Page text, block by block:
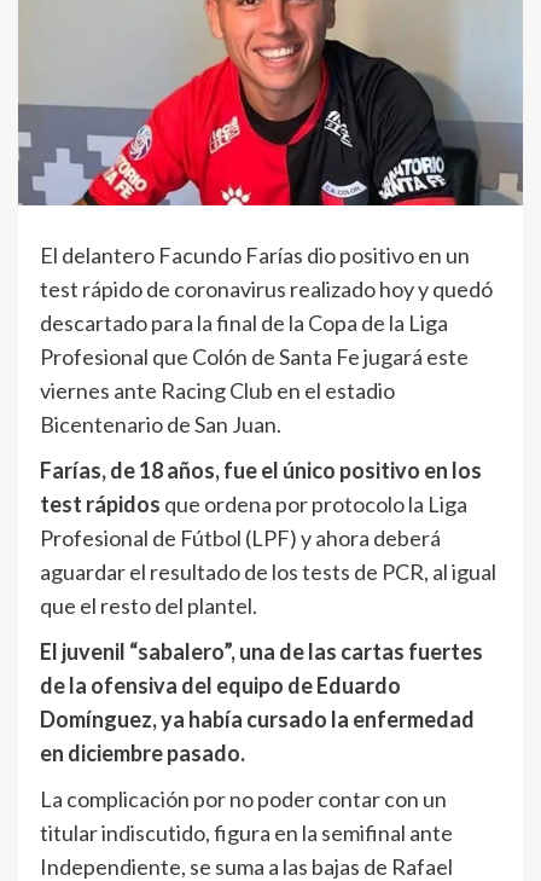
El delantero Facundo Farías dio positivo en un
test rápido de coronavirus realizado hoy y quedó
descartado para la final de la Copa de la Liga
Profesional que Colón de Santa Fe jugará este
viernes ante Racing Club en el estadio
Bicentenario de San Juan.
Farías, de 18 años, fue el único positivo en los
test rápidos que ordena por protocolo la Liga
Profesional de Fútbol (LPF) y ahora deberá
aguardar el resultado de los tests de PCR, al igual
que el resto del plantel.
El juvenil “sabalero”, una de las cartas fuertes
de la ofensiva del equipo de Eduardo
Domínguez, ya había cursado la enfermedad
en diciembre pasado.
La complicación por no poder contar con un
titular indiscutido, figura en la semifinal ante
Independiente, se suma a las bajas de Rafael